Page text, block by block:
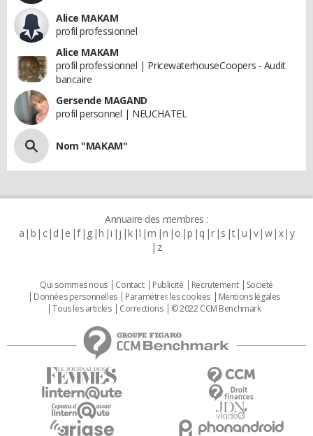
Alice MAKAM
profil professionnel
Alice MAKAM
profil professionnel | PricewaterhouseCoopers - Audit
bancaire
Gersende MAGAND
profil personnel | NEUCHATEL
Nom "MAKAM"
Annuaire des membres :
a b c d e f g h i j k l m n o p q r s t u v w x y
z
Qui sommes nous Contact Publicité Recrutement
Societé
Données personnelles
Paramétrer les cookies
Mentions légales
Tous les articles
Corrections © 2022 CCM Benchmark